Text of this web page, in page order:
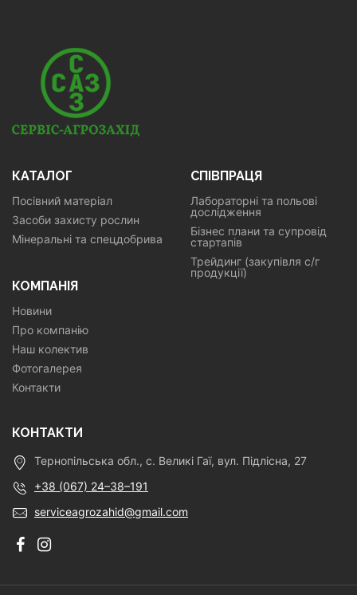
КАТАЛОГ
Посівний матеріал
Засоби захисту рослин
Мінеральні та спецдобрива
СПІВПРАЦЯ
Лабораторні та польові
дослідження
Бізнес плани та супровід
стартапів
Трейдинг (закупівля с/г
продукції)
КОМПАНІЯ
Новини
Про компанію
Наш колектив
Фотогалерея
Контакти
КОНТАКТИ
Тернопільська обл., с. Великі Гаї, вул. Підлісна, 27
+38 (067) 24–38–191
serviceagrozahid@gmail.com